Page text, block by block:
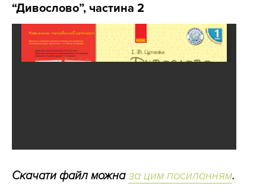
“Дивослово”, частина 2
Скачати файл можназа цим посиланням.